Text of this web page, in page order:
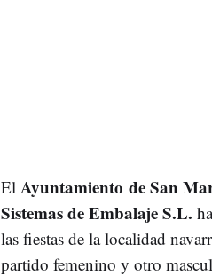
El Ayuntamiento de San
Sistemas de Embalaje S.L.
las fiestas de la localidad
partido femenino y otro